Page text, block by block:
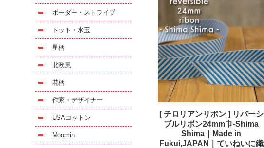
[ チロリアンリボン ] リバーシ
ブルリボン24mm巾-Shima
Shima｜Made in
Fukui,JAPAN｜ていねいに織
ボーダー・ストライプ
ドット・水玉
星柄
北欧風
花柄
作家・デザイナー
USAコットン
Moomin